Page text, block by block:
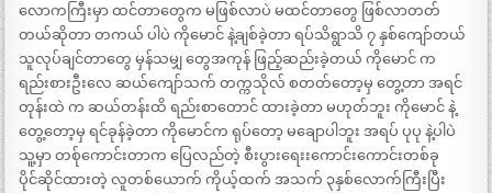
လောကကြီးမှာ ထင်တာတွေက မဖြစ်လာပဲ မထင်တာတွေ ဖြစ်လာတတ်
တယ်ဆိုတာ တကယ် ပါပဲ ကိုမောင် နဲ့ချစ်ခဲ့တာ ရပ်သိရွာသိ ၇ နှစ်ကျော်တယ်
သူလုပ်ချင်တာတွေ မှန်သမျှ တွေအကုန် ဖြည့်ဆည်းခဲ့တယ် ကိုမောင် က
ရည်းစားဦးလေ ဆယ်ကျော်သက် တက္ကသိုလ် စတတ်တော့မှ တွေ့တာ အရင်
တုန်းထဲ က ဆယ်တန်းထိ ရည်းစာတောင် ထားခဲ့တာ မဟုတ်ဘူး ကိုမောင် နဲ့
တွေ့တော့မှ ရင်ခုန်ခဲ့တာ ကိုမောင်က ရုပ်တော့ မချောပါဘူး အရပ် ပုပု နဲ့ပါပဲ
သူ့မှာ တစ်ုကောင်းတာက ပြေလည်တဲ့ စီးပွားရေးးကောင်းကောင်းတစ်ခု
ပိုင်ဆိုင်ထားတဲ့ လူတစ်ယောက် ကိုယ့်ထက် အသက် ၃နှစ်လောက်ကြီးပြီး